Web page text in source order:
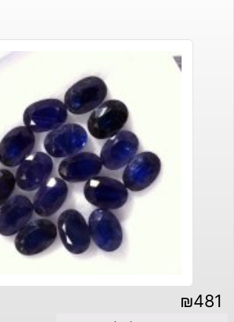
₪481